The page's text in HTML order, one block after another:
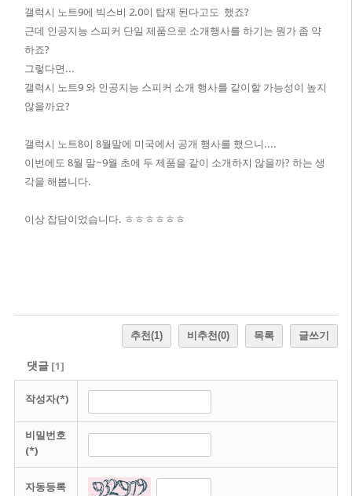
갤럭시 노트9에 빅스비 2.0이 탑재 된다고도 했죠?
근데 인공지능 스피커 단일 제품으로 소개행사를 하기는 뭔가 좀 약
하죠?
그렇다면...
갤럭시 노트9 와 인공지능 스피커 소개 행사를 같이할 가능성이 높지
않을까요?
갤럭시 노트8이 8월말에 미국에서 공개 행사를 했으니....
이번에도 8월 말~9월 초에 두 제품을 같이 소개하지 않을까? 하는 생
각을 해봅니다.
이상 잡담이었습니다. ㅎㅎㅎㅎㅎㅎ
추천(1) 비추천(0) 목록 글쓰기
댓글[1]
작성자(*)
비밀번호
(*)
자동등록